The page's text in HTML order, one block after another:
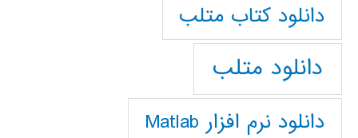
دانلود كتاب متلب
دانلود متلب
دانلود نرم افزار Matlab